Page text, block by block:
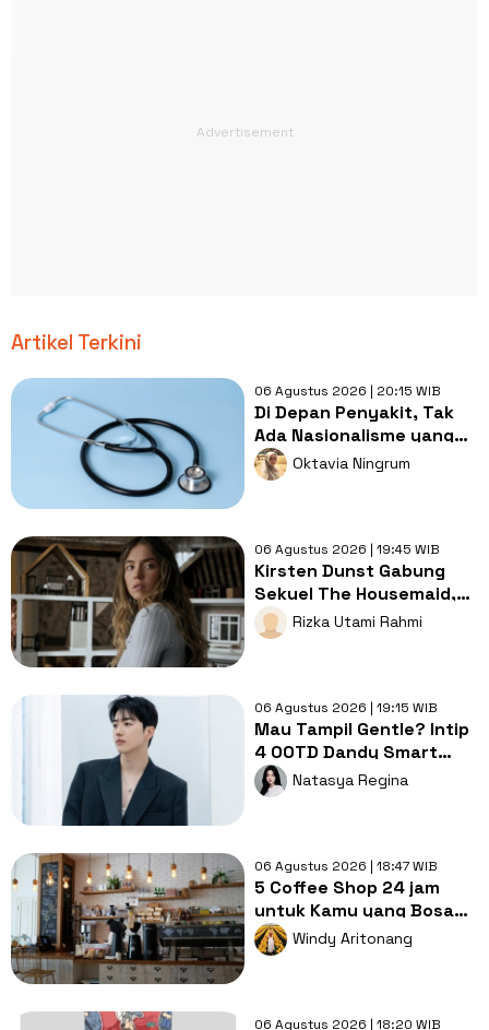
Artikel Terkini
06 Agustus 2026 | 20:15 WIB
Di Depan Penyakit, Tak
Ada Nasionalisme yang
Lebih Penting dari
Kesembuhan
Oktavia Ningrum
06 Agustus 2026 | 19:45 WIB
Kirsten Dunst Gabung
Sekuel The Housemaid,
Intip Sinopsis dan Jadwal
Tayang
Rizka Utami Rahmi
06 Agustus 2026 | 19:15 WIB
Mau Tampil Gentle? Intip
4 OOTD Dandy Smart
Casual ala Kang Hoon
Natasya Regina
06 Agustus 2026 | 18:47 WIB
5 Coffee Shop 24 jam
untuk Kamu yang Bosan
Nugas di Kos
Windy Aritonang
06 Agustus 2026 | 18:20 WIB